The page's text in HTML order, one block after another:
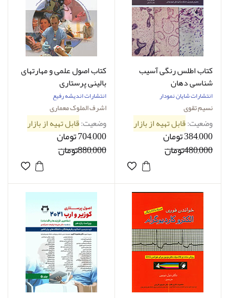
کتاب اطلس رنگی آسیب
شناسی دهان
انتشارات شایان نمودار
نسیم تقوی
وضعیت:قابل تهیه از بازار
384,000 تومان
480,000تومان
کتاب اصول علمی و مهارتهای
بالینی پرستاری
انتشارات اندیشه رفیع
اشرف الملوک معماری
وضعیت:قابل تهیه از بازار
704,000 تومان
880,000تومان